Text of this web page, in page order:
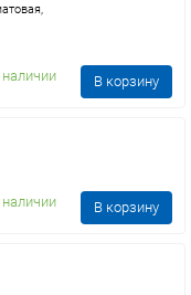
наличии В корзину
наличии В корзину